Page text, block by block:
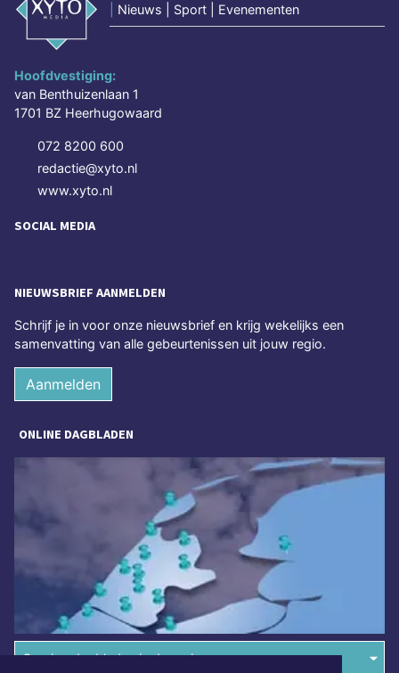
Nieuws | Sport | Evenementen
Hoofdvestiging:
van Benthuizenlaan 1
1701 BZ Heerhugowaard
072 8200 600
redactie@xyto.nl
www.xyto.nl
SOCIAL MEDIA
NIEUWSBRIEF AANMELDEN
Schrijf je in voor onze nieuwsbrief en krijg wekelijks een
samenvatting van alle gebeurtenissen uit jouw regio.
Aanmelden
ONLINE DAGBLADEN
Overige dagbladen in de regio